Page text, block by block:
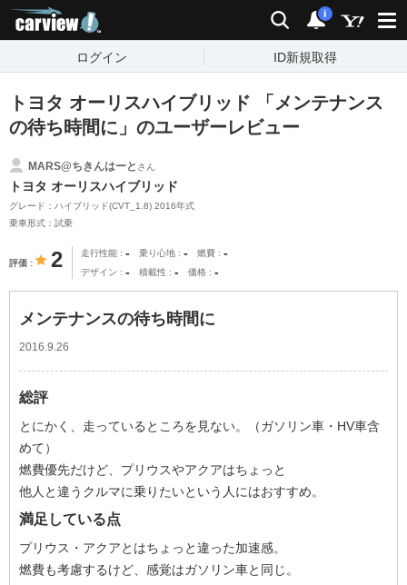
検索 通知
i
ログイン ID新規取得
トヨタ オーリスハイブリッド 「メンテナンス
の待ち時間に」のユーザーレビュー
MARS@ちきんはーと さん
トヨタ オーリスハイブリッド
グレード：ハイブリッド(CVT_1.8) 2016年式
乗車形式：試乗
評価 2 走行性能 - 乗り心地 - 燃費 -
デザイン - 積載性 - 価格 -
メンテナンスの待ち時間に
2016.9.26
総評
とにかく、走っているところを見ない。（ガソリン車・HV車含
めて）
燃費優先だけど、プリウスやアクアはちょっと
他人と違うクルマに乗りたいという人にはおすすめ。
満足している点
プリウス・アクアとはちょっと違った加速感。
燃費も考慮するけど、感覚はガソリン車と同じ。